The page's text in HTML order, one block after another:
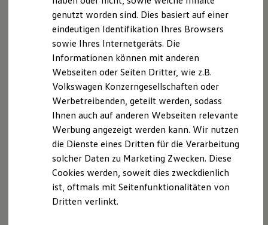
R Experience
Driving Experience
Volkswagen entdecken
Werkbesichtigung
Lifestyle Shop
T-Roc Kollektion
Golf Kollektion
ID. Kollektion
Volkswagen Kollektion
R-Kollektion
GTI Kollektion
Fußball Drop
we drive football
#wedriveproud
Besitzer und Service
Software Updates
Service und Ersatzteile
Als Diensteanbieter sind wir gemäß § 7 Abs.1 TMG
für eigene Inhalte auf diesen Seiten nach den
allgemeinen Gesetzen verantwortlich. Nach §§ 8 bis
10 TMG sind wir als Diensteanbieter jedoch nicht
verpflichtet, übermittelte oder gespeicherte fremde
Informationen zu überwachen oder nach Umständen
zu forschen, die auf eine rechtswidrige Tätigkeit
hinweisen.
Verpflichtungen zur Entfernung oder Sperrung der
Nutzung von Informationen nach den allgemeinen
Gesetzen bleiben hiervon unberührt. Eine
diesbezügliche Haftung ist jedoch erst ab dem
Zeitpunkt der Kenntnis einer konkreten
genutzt worden sind. Dies basiert auf einer
eindeutigen Identifikation Ihres Browsers
sowie Ihres Internetgeräts. Die
Informationen können mit anderen
Webseiten oder Seiten Dritter, wie z.B.
Volkswagen Konzerngesellschaften oder
Werbetreibenden, geteilt werden, sodass
Ihnen auch auf anderen Webseiten relevante
Werbung angezeigt werden kann. Wir nutzen
die Dienste eines Dritten für die Verarbeitung
solcher Daten zu Marketing Zwecken. Diese
Cookies werden, soweit dies zweckdienlich
ist, oftmals mit Seitenfunktionalitäten von
Dritten verlinkt.